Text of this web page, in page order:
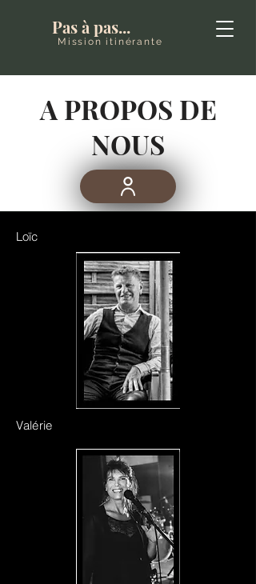
Mission itinérante
Pas à pas...
A PROPOS DE
NOUS
Loïc
Valérie